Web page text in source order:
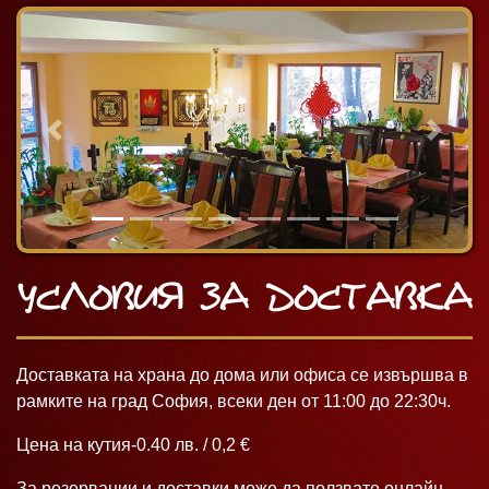
Previous Next
Условия за доставка
Доставката на храна до дома или офиса се извършва в
рамките на град София, всеки ден от 11:00 до 22:30ч.
Цена на кутия-0.40 лв. / 0,2 €